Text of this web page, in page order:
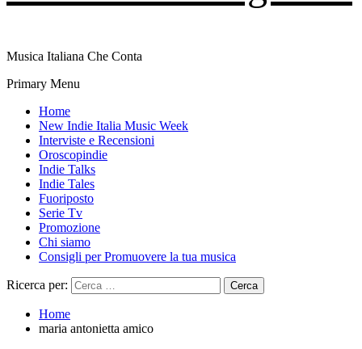
Musica Italiana Che Conta
Primary Menu
Home
New Indie Italia Music Week
Interviste e Recensioni
Oroscopindie
Indie Talks
Indie Tales
Fuoriposto
Serie Tv
Promozione
Chi siamo
Consigli per Promuovere la tua musica
Ricerca per:
Home
maria antonietta amico